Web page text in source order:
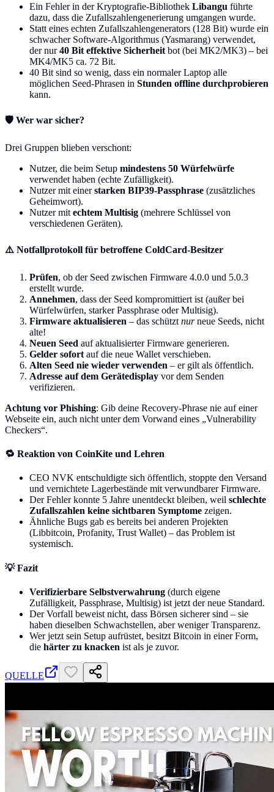
Ein Fehler in der Kryptografie-Bibliothek Libangu führte
dazu, dass die Zufallszahlengenerierung umgangen wurde.
Statt eines echten Zufallszahlengenerators (128 Bit) wurde ein
schwacher Software-Algorithmus (Yasmarang) verwendet,
der nur40 Bit effektive Sicherheit bot (bei MK2/MK3) – bei
MK4/MK5 ca. 72 Bit.
40 Bit sind so wenig, dass ein normaler Laptop alle
möglichen Seed-Phrasen in Stunden offline durchprobieren
kann.
🛡️ Wer war sicher?
Drei Gruppen blieben verschont:
Nutzer, die beim Setup mindestens 50 Würfelwürfe
verwendet haben (echte Zufälligkeit).
Nutzer mit einerstarken BIP39-Passphrase (zusätzliches
Geheimwort).
Nutzer mit echtem Multisig (mehrere Schlüssel von
verschiedenen Geräten).
⚠️ Notfallprotokoll für betroffene ColdCard-Besitzer
Prüfen, ob der Seed zwischen Firmware 4.0.0 und 5.0.3
erstellt wurde.
Annehmen, dass der Seed kompromittiert ist (außer bei
Würfelwürfen, starker Passphrase oder Multisig).
Firmware aktualisieren – das schützt nurneue Seeds, nicht
alte!
Neuen Seed auf aktualisierter Firmware generieren.
Gelder sofort auf die neue Wallet verschieben.
Alten Seed nie wieder verwenden – er gilt als öffentlich.
Adresse auf dem Gerätedisplay vor dem Senden
verifizieren.
Achtung vor Phishing: Gib deine Recovery-Phrase nie auf einer
Webseite ein, auch nicht unter dem Vorwand eines „Vulnerability
Checkers“.
🔁 Reaktion von CoinKite und Lehren
CEO NVK entschuldigte sich öffentlich, stoppte den Versand
und vernichtete Lagerbestände mit verwundbarer Firmware.
Der Fehler konnte 5 Jahre unentdeckt bleiben, weil schlechte
Zufallszahlen keine sichtbaren Symptome zeigen.
Ähnliche Bugs gab es bereits bei anderen Projekten
(Libbitcoin, Profanity, Trust Wallet) – das Problem ist
systemisch.
💡 Fazit
Verifizierbare Selbstverwahrung (durch eigene
Zufälligkeit, Passphrase, Multisig) ist jetzt der neue Standard.
Der Vorfall beweist nicht, dass Börsen sicherer sind – sie
haben dieselben Schwachstellen, aber weniger Transparenz.
Wer jetzt sein Setup aufrüstet, besitzt Bitcoin in einer Form,
die härter zu knacken ist als je zuvor.
QUELLE